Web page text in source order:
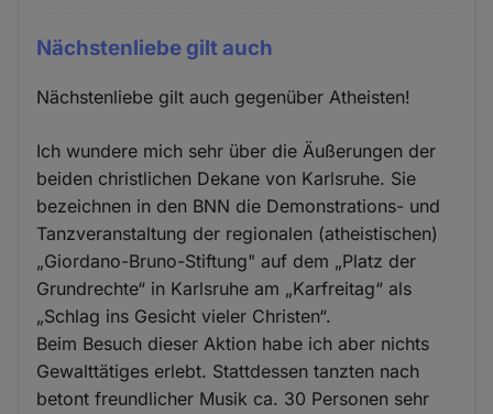
Nächstenliebe gilt auch
Nächstenliebe gilt auch gegenüber Atheisten!
Ich wundere mich sehr über die Äußerungen der
beiden christlichen Dekane von Karlsruhe. Sie
bezeichnen in den BNN die Demonstrations- und
Tanzveranstaltung der regionalen (atheistischen)
„Giordano-Bruno-Stiftung" auf dem „Platz der
Grundrechte“ in Karlsruhe am „Karfreitag“ als
„Schlag ins Gesicht vieler Christen“.
Beim Besuch dieser Aktion habe ich aber nichts
Gewalttätiges erlebt. Stattdessen tanzten nach
betont freundlicher Musik ca. 30 Personen sehr